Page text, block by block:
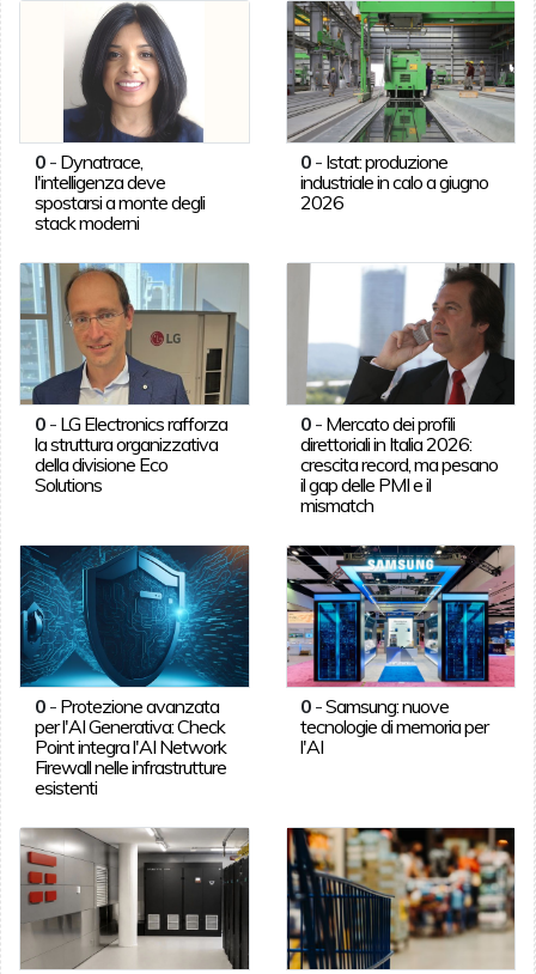
0- Dynatrace,
l'intelligenza deve
spostarsi a monte degli
stack moderni
0 - Istat: produzione
industriale in calo a giugno
2026
0- LG Electronics rafforza
la struttura organizzativa
della divisione Eco
Solutions
0 - Mercato dei profili
direttoriali in Italia 2026:
crescita record, ma pesano
il gap delle PMI e il
mismatch
0- Protezione avanzata
per l'AI Generativa: Check
Point integra l'AI Network
Firewall nelle infrastrutture
esistenti
0 -Samsung: nuove
tecnologie di memoria per
l'AI